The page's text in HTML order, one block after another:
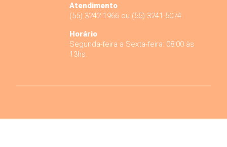
Atendimento
(55) 3242-1966 ou (55) 3241-5074
Horário
Segunda-feira a Sexta-feira: 08:00 às
13hs.